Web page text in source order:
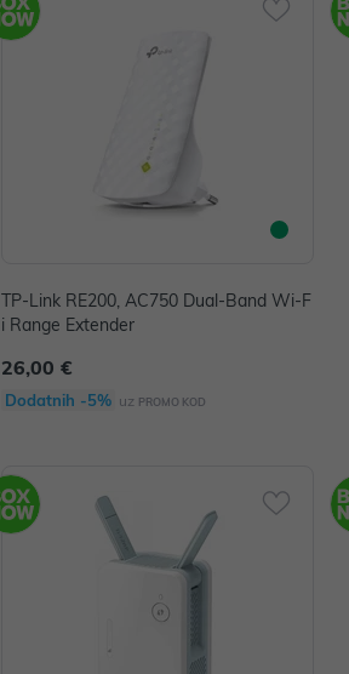
TP-Link RE200, AC750 Dual-Band Wi-F
i Range Extender
26,00 €
Dodatnih -5% uz PROMO KOD